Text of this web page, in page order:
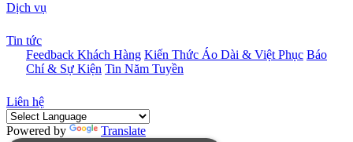
Dịch vụ
Tin tức
Feedback Khách Hàng Kiến Thức Áo Dài & Việt Phục Báo
Chí & Sự Kiện Tin Năm Tuyền
Liên hệ
Powered by Translate